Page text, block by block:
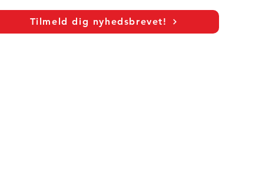
Tilmeld dig nyhedsbrevet!